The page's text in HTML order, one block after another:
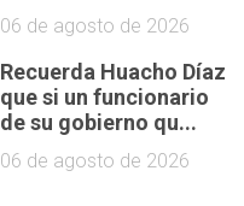
06 de agosto de 2026
Recuerda Huacho Díaz
que si un funcionario
de su gobierno qu...
06 de agosto de 2026